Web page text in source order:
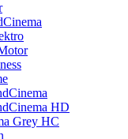
HD
Grey HC